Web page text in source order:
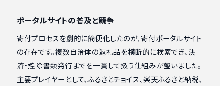
ポータルサイトの普及と競争
寄付プロセスを劇的に簡便化したのが、寄付ポータルサイト
の存在です。複数自治体の返礼品を横断的に検索でき、決
済・控除書類発行までを一貫して扱う仕組みが整いました。
主要プレイヤーとして、ふるさとチョイス、楽天ふるさと納税、